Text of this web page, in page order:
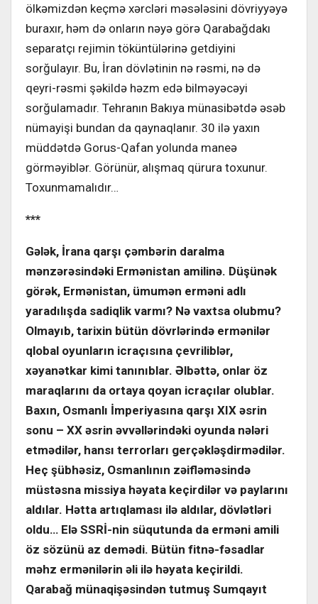
ölkəmizdən keçmə xərcləri məsələsini dövriyyəyə
buraxır, həm də onların nəyə görə Qarabağdakı
separatçı rejimin töküntülərinə getdiyini
sorğulayır. Bu, İran dövlətinin nə rəsmi, nə də
qeyri-rəsmi şəkildə həzm edə bilməyəcəyi
sorğulamadır. Tehranın Bakıya münasibətdə əsəb
nümayişi bundan da qaynaqlanır. 30 ilə yaxın
müddətdə Gorus-Qafan yolunda maneə
görməyiblər. Görünür, alışmaq qürura toxunur.
Toxunmamalıdır…
***
Gələk, İrana qarşı çəmbərin daralma
mənzərəsindəki Ermənistan amilinə. Düşünək
görək, Ermənistan, ümumən erməni adlı
yaradılışda sadiqlik varmı? Nə vaxtsa olubmu?
Olmayıb, tarixin bütün dövrlərində ermənilər
qlobal oyunların icraçısına çevriliblər,
xəyanətkar kimi tanınıblar. Əlbəttə, onlar öz
maraqlarını da ortaya qoyan icraçılar olublar.
Baxın, Osmanlı İmperiyasına qarşı XIX əsrin
sonu – XX əsrin əvvəllərindəki oyunda nələri
etmədilər, hansı terrorları gerçəkləşdirmədilər.
Heç şübhəsiz, Osmanlının zəifləməsində
müstəsna missiya həyata keçirdilər və paylarını
aldılar. Hətta artıqlaması ilə aldılar, dövlətləri
oldu… Elə SSRİ-nin süqutunda da erməni amili
öz sözünü az demədi. Bütün fitnə-fəsadlar
məhz ermənilərin əli ilə həyata keçirildi.
Qarabağ münaqişəsindən tutmuş Sumqayıt